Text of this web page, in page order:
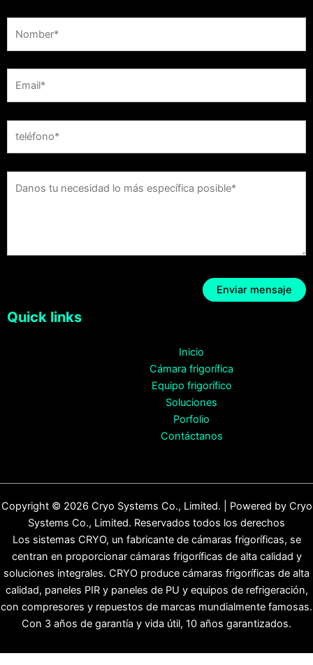
Quick links
Inicio
Cámara frigorífica
Equipo frigorífico
Soluciones
Porfolio
Contáctanos
Copyright © 2026 Cryo Systems Co., Limited. | Powered by Cryo
Systems Co., Limited. Reservados todos los derechos
Los sistemas CRYO, un fabricante de cámaras frigoríficas, se
centran en proporcionar cámaras frigoríficas de alta calidad y
soluciones integrales. CRYO produce cámaras frigoríficas de alta
calidad, paneles PIR y paneles de PU y equipos de refrigeración,
con compresores y repuestos de marcas mundialmente famosas.
Con 3 años de garantía y vida útil, 10 años garantizados.